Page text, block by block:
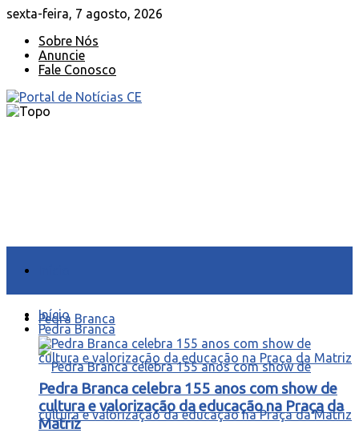
sexta-feira, 7 agosto, 2026
Sobre Nós
Anuncie
Fale Conosco
Pedra Branca
Início
Pedra Branca
Pedra Branca celebra 155 anos com show de
cultura e valorização da educação na Praça da
Matriz